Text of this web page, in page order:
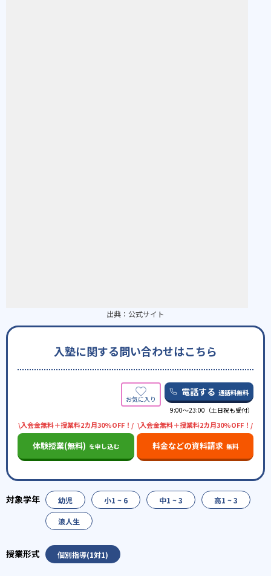
出典： 公式サイト
入塾に関する問い合わせはこちら
電話する 通話料無料
9:00～23:00（土日祝も受付）
\入会金無料＋授業料2カ月30%OFF！/
体験授業(無料) を申し込む
\入会金無料＋授業料2カ月30%OFF！/
料金などの資料請求 無料
幼児 小1 ~ 6 中1 ~ 3 高1 ~ 3
浪人生
個別指導(1対1)